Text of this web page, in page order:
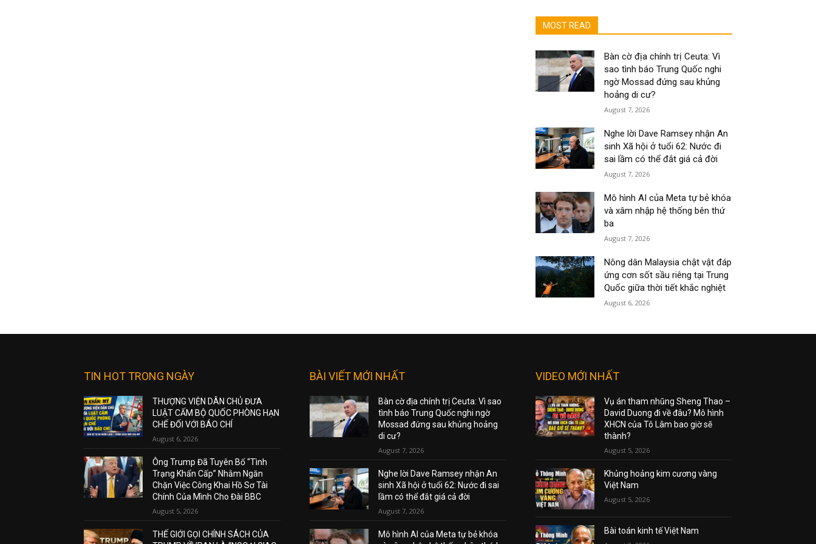
MOST READ
Bàn cờ địa chính trị Ceuta: Vì
sao tình báo Trung Quốc nghi
ngờ Mossad đứng sau khủng
hoảng di cư?
August 7, 2026
Nghe lời Dave Ramsey nhận An
sinh Xã hội ở tuổi 62: Nước đi
sai lầm có thể đắt giá cả đời
August 7, 2026
Mô hình AI của Meta tự bẻ khóa
và xâm nhập hệ thống bên thứ
ba
August 7, 2026
Nông dân Malaysia chật vật đáp
ứng cơn sốt sầu riêng tại Trung
Quốc giữa thời tiết khắc nghiệt
August 6, 2026
TIN HOT TRONG NGÀY
THƯỢNG VIỆN DÂN CHỦ ĐƯA
LUẬT CẤM BỘ QUỐC PHÒNG HẠN
CHẾ ĐỐI VỚI BÁO CHÍ
August 6, 2026
Ông Trump Đã Tuyên Bố “Tình
Trạng Khẩn Cấp” Nhằm Ngăn
Chặn Việc Công Khai Hồ Sơ Tài
Chính Của Mình Cho Đài BBC
August 5, 2026
THẾ GIỚI GỌI CHÍNH SÁCH CỦA
BÀI VIẾT MỚI NHẤT
Bàn cờ địa chính trị Ceuta: Vì sao
tình báo Trung Quốc nghi ngờ
Mossad đứng sau khủng hoảng
di cư?
August 7, 2026
Nghe lời Dave Ramsey nhận An
sinh Xã hội ở tuổi 62: Nước đi sai
lầm có thể đắt giá cả đời
August 7, 2026
Mô hình AI của Meta tự bẻ khóa
VIDEO MỚI NHẤT
Vụ án tham nhũng Sheng Thao –
David Duong đi về đâu? Mô hình
XHCN của Tô Lâm bao giờ sẽ
thành?
August 5, 2026
Khủng hoảng kim cương vàng
Việt Nam
August 5, 2026
Bài toán kinh tế Việt Nam